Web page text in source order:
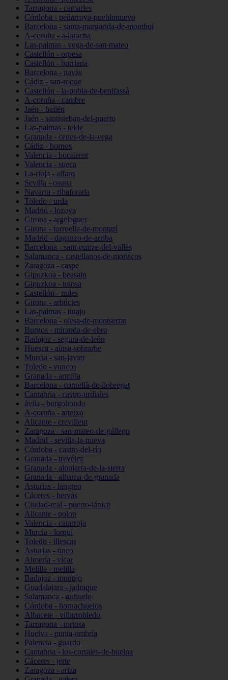
Tarragona - camarles
Córdoba - peñarroya-pueblonuevo
Barcelona - santa-margarida-de-montbui
A-coruña - a-laracha
Las-palmas - vega-de-san-mateo
Castellón - orpesa
Castellón - burriana
Barcelona - navàs
Cádiz - san-roque
Castellón - la-pobla-de-benifassà
A-coruña - cambre
Jaén - bailén
Jaén - santisteban-del-puerto
Las-palmas - telde
Granada - cenes-de-la-vega
Cádiz - bornos
Valencia - bocairent
Valencia - sueca
La-rioja - alfaro
Sevilla - osuna
Navarra - ribaforada
Toledo - urda
Madrid - lozoya
Girona - argelaguer
Girona - torroella-de-montgrí
Madrid - daganzo-de-arriba
Barcelona - sant-quirze-del-vallès
Salamanca - castellanos-de-moriscos
Zaragoza - caspe
Gipuzkoa - beasain
Gipuzkoa - tolosa
Castellón - nules
Girona - arbúcies
Las-palmas - tinajo
Barcelona - olesa-de-montserrat
Burgos - miranda-de-ebro
Badajoz - segura-de-león
Huesca - aínsa-sobrarbe
Murcia - san-javier
Toledo - yuncos
Granada - armilla
Barcelona - cornellà-de-llobregat
Cantabria - castro-urdiales
ávila - burgohondo
A-coruña - arteixo
Alicante - crevillent
Zaragoza - san-mateo-de-gállego
Madrid - sevilla-la-nueva
Córdoba - castro-del-río
Granada - trevélez
Granada - alpujarra-de-la-sierra
Granada - alhama-de-granada
Asturias - langreo
Cáceres - hervás
Ciudad-real - puerto-lápice
Alicante - polop
Valencia - catarroja
Murcia - lorquí
Toledo - illescas
Asturias - tineo
Almería - vícar
Melilla - melilla
Badajoz - montijo
Guadalajara - jadraque
Salamanca - guijuelo
Córdoba - hornachuelos
Albacete - villarrobledo
Tarragona - tortosa
Huelva - punta-umbría
Palencia - guardo
Cantabria - los-corrales-de-buelna
Cáceres - jerte
Zaragoza - ariza